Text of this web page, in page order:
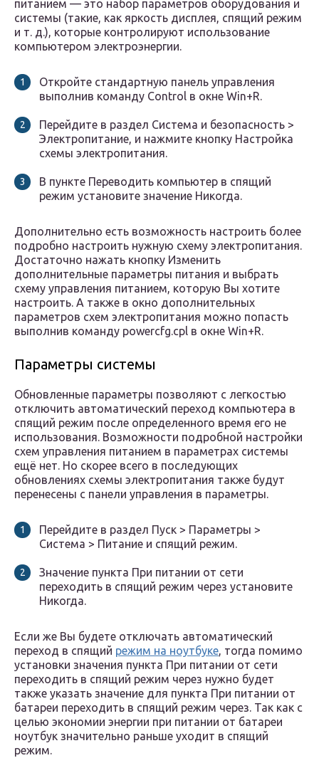
питанием — это набор параметров оборудования и
системы (такие, как яркость дисплея, спящий режим
и т. д.), которые контролируют использование
компьютером электроэнергии.
Откройте стандартную панель управления
выполнив команду Control в окне Win+R.
Перейдите в раздел Система и безопасность >
Электропитание, и нажмите кнопку Настройка
схемы электропитания.
В пункте Переводить компьютер в спящий
режим установите значение Никогда.
Дополнительно есть возможность настроить более
подробно настроить нужную схему электропитания.
Достаточно нажать кнопку Изменить
дополнительные параметры питания и выбрать
схему управления питанием, которую Вы хотите
настроить. А также в окно дополнительных
параметров схем электропитания можно попасть
выполнив команду powercfg.cpl в окне Win+R.
Параметры системы
Обновленные параметры позволяют с легкостью
отключить автоматический переход компьютера в
спящий режим после определенного время его не
использования. Возможности подробной настройки
схем управления питанием в параметрах системы
ещё нет. Но скорее всего в последующих
обновлениях схемы электропитания также будут
перенесены с панели управления в параметры.
Перейдите в раздел Пуск > Параметры >
Система > Питание и спящий режим.
Значение пункта При питании от сети
переходить в спящий режим через установите
Никогда.
Если же Вы будете отключать автоматический
переход в спящий режим на ноутбуке, тогда помимо
установки значения пункта При питании от сети
переходить в спящий режим через нужно будет
также указать значение для пункта При питании от
батареи переходить в спящий режим через. Так как с
целью экономии энергии при питании от батареи
ноутбук значительно раньше уходит в спящий
режим.